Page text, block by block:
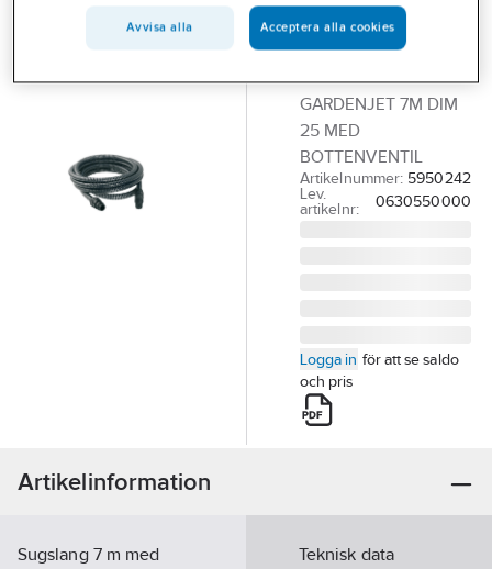
Garden Jet,
Beulco Armatur
SUGSLANG
GARDENJET 7M DIM
25 MED
BOTTENVENTIL
Artikelnummer: 5950242
Lev.
artikelnr:
0630550000
Logga in för att se saldo
och pris
Artikelinformation
Sugslang 7 m med
Teknisk data
Avvisa alla Acceptera alla cookies